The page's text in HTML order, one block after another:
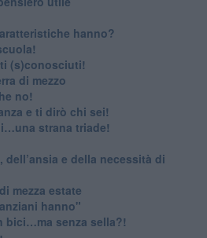
hanno?
(s)conosciuti!
di mezzo
no!
e ti dirò chi sei!
strana triade!
e della necessità di
mezza estate
hanno"
bici…ma senza sella?!